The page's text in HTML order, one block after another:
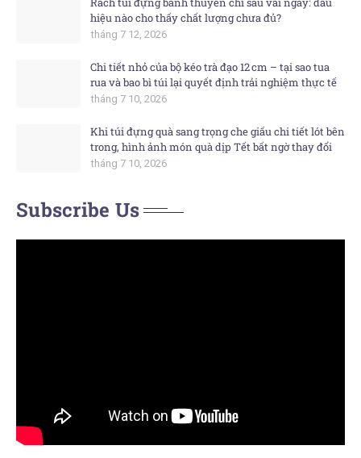
hiệu nào cho thấy chất lượng chưa đủ?
tháng 7 12, 2026
Chi tiết nhỏ của bộ kéo trà đạo 12 cm – tại sao tua
rua và bao bì túi lại quyết định trải nghiệm thực tế
tháng 7 10, 2026
Khi túi đựng quà sang trọng che giấu chi tiết lót bên
trong, hình ảnh món quà dịp Tết bất ngờ thay đổi
tháng 7 10, 2026
Subscribe Us